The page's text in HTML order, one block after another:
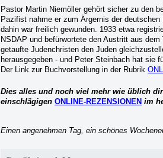
Pastor Martin Niemöller gehört sicher zu den
Pazifist nahme er zum Ärgernis der
dahin war freilich gewunden. 1933 etwa
NSDAP und befürwortete den Austritt aus
getaufte Judenchristen den Juden
herausgegeben - und Peter Steinbach hat sie
Der Link zur Buchvorstellung in der Rubrik
Dies alles und noch viel mehr wie üblich
einschlägigen ONLINE-REZENSIONEN im
Einen angenehmen Tag, ein schönes